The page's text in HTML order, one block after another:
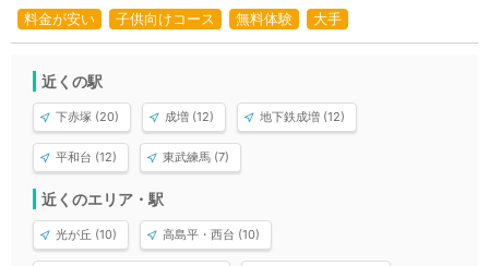
料金が安い 子供向けコース 無料体験 大手
近くの駅
下赤塚 (20) 成増 (12) 地下鉄成増 (12)
平和台 (12) 東武練馬 (7)
近くのエリア・駅
光が丘 (10) 高島平・西台 (10)